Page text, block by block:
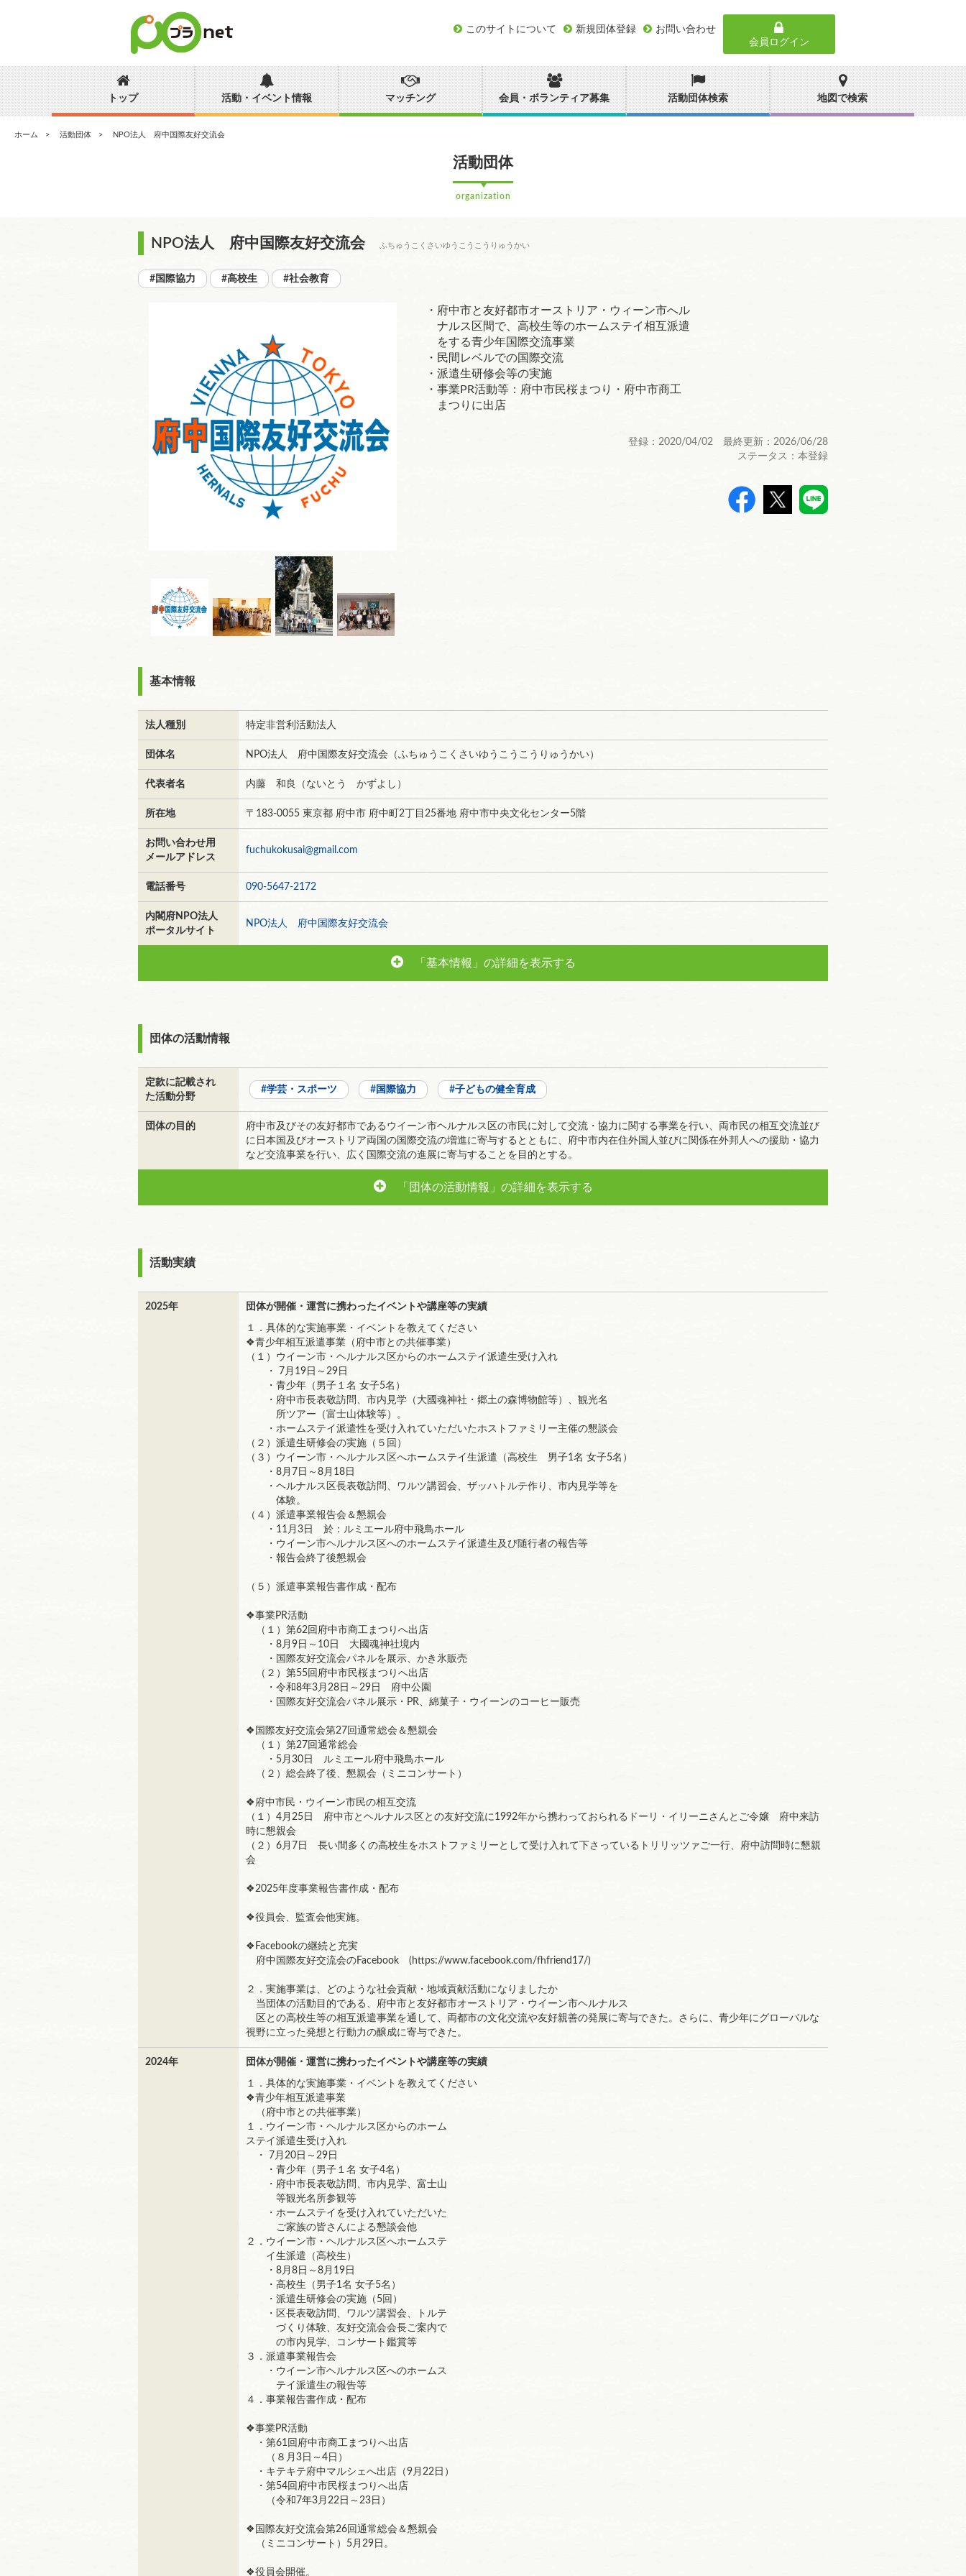
このサイトについて 新規団体登録
お問い合わせ
会員ログイン
トップ 活動・イベント情報 マッチング 会員・ボランティア募集 活動団体検索 地図で検索
ホーム 活動団体 NPO法人 府中国際友好交流会
活動団体
organization
NPO法人 府中国際友好交流会 ふちゅうこくさいゆうこうこうりゅうかい
#国際協力 #高校生 #社会教育
・府中市と友好都市オーストリア・ウィーン市へル
ナルス区間で、高校生等のホームステイ相互派遣
をする青少年国際交流事業
・民間レベルでの国際交流
・派遣生研修会等の実施
・事業PR活動等：府中市民桜まつり・府中市商工
まつりに出店
登録：2020/04/02 最終更新：2026/06/28
ステータス：本登録
基本情報
法人種別 特定非営利活動法人
団体名 NPO法人 府中国際友好交流会（ふちゅうこくさいゆうこうこうりゅうかい）
代表者名 内藤 和良（ないとう かずよし）
所在地 〒183-0055 東京都 府中市 府中町2丁目25番地 府中市中央文化センター5階
お問い合わせ用
メールアドレス
fuchukokusai@gmail.com
電話番号 090-5647-2172
内閣府NPO法人
ポータルサイト
NPO法人 府中国際友好交流会
「基本情報」の詳細を表示する
団体の活動情報
定款に記載され
た活動分野
学芸・スポーツ 国際協力 子どもの健全育成
団体の目的
府中市及びその友好都市であるウイーン市ヘルナルス区の市民に対して交流・協力に関する事業を行い、両市民の相互交流並び
に日本国及びオーストリア両国の国際交流の増進に寄与するとともに、府中市内在住外国人並びに関係在外邦人への援助・協力
など交流事業を行い、広く国際交流の進展に寄与することを目的とする。
「団体の活動情報」の詳細を表示する
活動実績
2025年 団体が開催・運営に携わったイベントや講座等の実績
１．具体的な実施事業・イベントを教えてください
❖青少年相互派遣事業（府中市との共催事業）
（１）ウイーン市・ヘルナルス区からのホームステイ派遣生受け入れ
・ 7月19日～29日
・青少年（男子１名 女子5名）
・府中市長表敬訪問、市内見学（大國魂神社・郷土の森博物館等）、観光名
所ツアー（富士山体験等）。
・ホームステイ派遣性を受け入れていただいたホストファミリー主催の懇談会
（２）派遣生研修会の実施（５回）
（３）ウイーン市・ヘルナルス区へホームステイ生派遣（高校生 男子1名 女子5名）
・8月7日～8月18日
・ヘルナルス区長表敬訪問、ワルツ講習会、ザッハトルテ作り、市内見学等を
体験。
（４）派遣事業報告会＆懇親会
・11月3日 於：ルミエール府中飛鳥ホール
・ウイーン市ヘルナルス区へのホームステイ派遣生及び随行者の報告等
・報告会終了後懇親会
（５）派遣事業報告書作成・配布
❖事業PR活動
（１）第62回府中市商工まつりへ出店
・8月9日～10日 大國魂神社境内
・国際友好交流会パネルを展示、かき氷販売
（２）第55回府中市民桜まつりへ出店
・令和8年3月28日～29日 府中公園
・国際友好交流会パネル展示・PR、綿菓子・ウイーンのコーヒー販売
❖国際友好交流会第27回通常総会＆懇親会
（１）第27回通常総会
・5月30日 ルミエール府中飛鳥ホール
（２）総会終了後、懇親会（ミニコンサート）
❖府中市民・ウイーン市民の相互交流
（１）4月25日 府中市とヘルナルス区との友好交流に1992年から携わっておられるドーリ・イリーニさんとご令嬢 府中来訪
時に懇親会
（２）6月7日 長い間多くの高校生をホストファミリーとして受け入れて下さっているトリリッツァご一行、府中訪問時に懇親
会
❖2025年度事業報告書作成・配布
❖役員会、監査会他実施。
❖Facebookの継続と充実
府中国際友好交流会のFacebook (https://www.facebook.com/fhfriend17/)
２．実施事業は、どのような社会貢献・地域貢献活動になりましたか
当団体の活動目的である、府中市と友好都市オーストリア・ウイーン市ヘルナルス
区との高校生等の相互派遣事業を通して、両都市の文化交流や友好親善の発展に寄与できた。さらに、青少年にグローバルな
視野に立った発想と行動力の醸成に寄与できた。
2024年 団体が開催・運営に携わったイベントや講座等の実績
１．具体的な実施事業・イベントを教えてください
❖青少年相互派遣事業
（府中市との共催事業）
１．ウイーン市・ヘルナルス区からのホーム
ステイ派遣生受け入れ
・ 7月20日～29日
・青少年（男子１名 女子4名）
・府中市長表敬訪問、市内見学、富士山
等観光名所参観等
・ホームステイを受け入れていただいた
ご家族の皆さんによる懇談会他
２．ウイーン市・ヘルナルス区へホームステ
イ生派遣（高校生）
・8月8日～8月19日
・高校生（男子1名 女子5名）
・派遣生研修会の実施（5回）
・区長表敬訪問、ワルツ講習会、トルテ
づくり体験、友好交流会会長ご案内で
の市内見学、コンサート鑑賞等
３．派遣事業報告会
・ウイーン市ヘルナルス区へのホームス
テイ派遣生の報告等
４．事業報告書作成・配布
❖事業PR活動
・第61回府中市商工まつりへ出店
（８月3日～4日）
・キテキテ府中マルシェへ出店（9月22日）
・第54回府中市民桜まつりへ出店
（令和7年3月22日～23日）
❖国際友好交流会第26回通常総会＆懇親会
（ミニコンサート）5月29日。
❖役員会開催。